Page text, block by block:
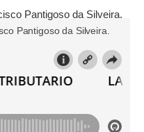
Pantigoso da Silveira.